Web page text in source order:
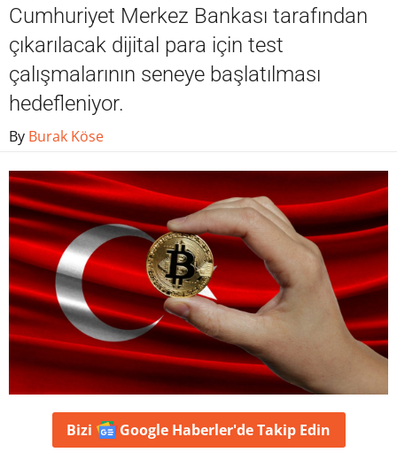
Contact / İletişim
Cumhuriyet Merkez Bankası tarafından
çıkarılacak dijital para için test
çalışmalarının seneye başlatılması
hedefleniyor.
By Burak Köse
Bizi Google Haberler'deTakip Edin